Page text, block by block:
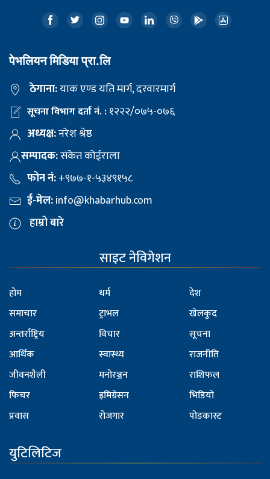
पेभलियन मिडिया प्रा.लि
ठेगाना:याक एण्ड यति मार्ग, दरवारमार्ग
सूचना विभाग दर्ता नं. :१२२२/०७५-०७६
अध्यक्ष:नरेश श्रेष्ठ
सम्पादक:संकेत कोईराला
फोन नं:+९७७-१-५३४९१५८
ई-मेल:info@khabarhub.com
हाम्रो बारे
साइट नेविगेशन
होम
समाचार
अन्तर्राष्ट्रिय
आर्थिक
जीवनशैली
फिचर
प्रवास
धर्म
ट्राभल
विचार
स्वास्थ्य
मनोरञ्जन
इमिग्रेसन
रोजगार
देश
खेलकुद
सूचना
राजनीति
राशिफल
भिडियो
पोडकास्ट
युटिलिटिज